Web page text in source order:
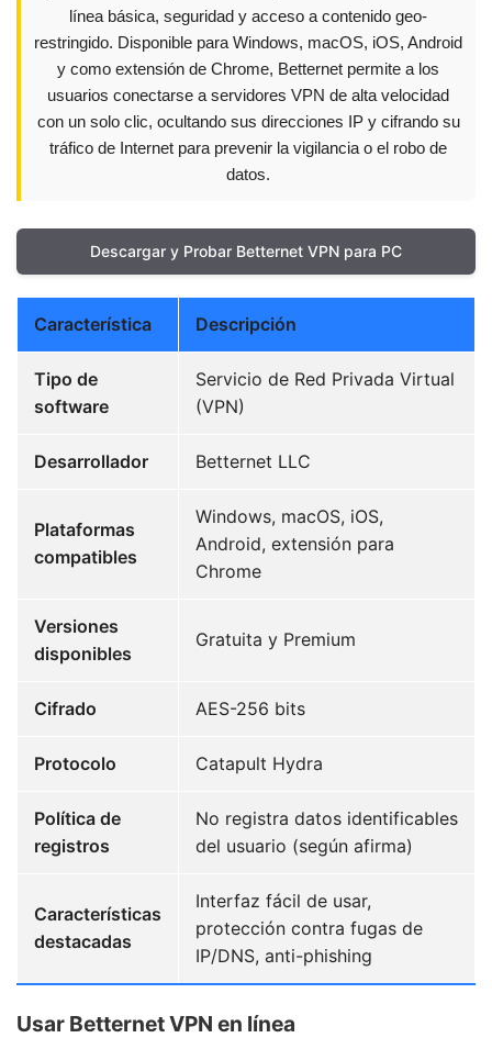
línea básica, seguridad y acceso a contenido geo-
restringido. Disponible para Windows, macOS, iOS, Android
y como extensión de Chrome, Betternet permite a los
usuarios conectarse a servidores VPN de alta velocidad
con un solo clic, ocultando sus direcciones IP y cifrando su
tráfico de Internet para prevenir la vigilancia o el robo de
datos.
Descargar y Probar Betternet VPN para PC
Característica Descripción
Tipo de
software
Servicio de Red Privada Virtual
(VPN)
Desarrollador Betternet LLC
Plataformas
compatibles
Windows, macOS, iOS,
Android, extensión para
Chrome
Versiones
disponibles
Gratuita y Premium
Cifrado AES-256 bits
Protocolo Catapult Hydra
Política de
registros
No registra datos identificables
del usuario (según afirma)
Características
destacadas
Interfaz fácil de usar,
protección contra fugas de
IP/DNS, anti-phishing
Usar Betternet VPN en línea